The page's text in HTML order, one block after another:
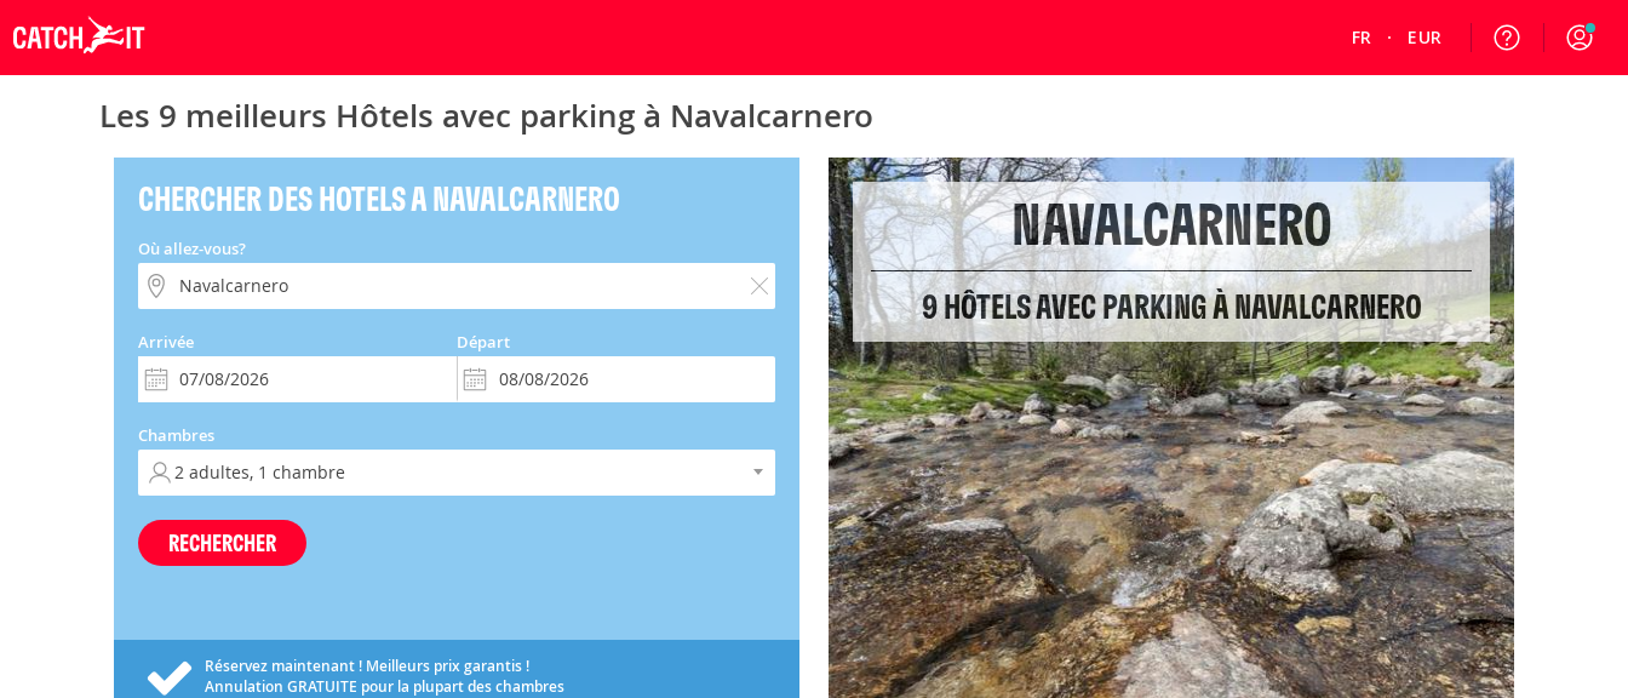
FR EUR
Les 9 meilleurs Hôtels avec parking à Navalcarnero
CHERCHER DES HOTELS A NAVALCARNERO
Où allez-vous?
Arrivée Départ
Chambres
RECHERCHER
Réservez maintenant ! Meilleurs prix garantis !
Annulation GRATUITE pour la plupart des chambres
NAVALCARNERO
9 HÔTELS AVEC PARKING À NAVALCARNERO